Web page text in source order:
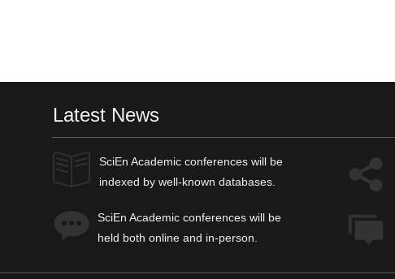
Latest News
SciEn Academicconferences will be
indexed by well-known databases.
SciEn Academicconferences will be
held both online and in-person.